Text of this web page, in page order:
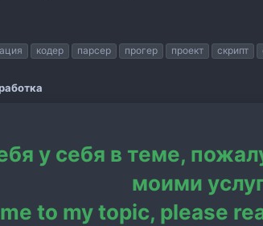
кодер парсер прогер проект скрипт
у себя в теме,
моими
to my topic, please